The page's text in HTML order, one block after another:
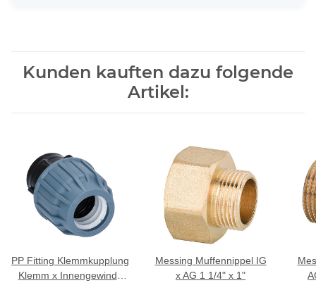
Kunden kauften dazu folgende
Artikel:
PP Fitting Klemmkupplung
Klemm x Innengewinde
Messing Muffennippel IG
x AG 1 1/4" x 1"